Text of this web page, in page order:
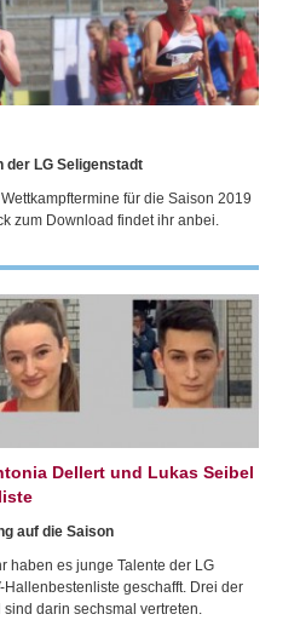
der LG Seligenstadt
für die Saison 2019
zum Download findet ihr anbei.
Dellert und Lukas Seibel
auf die Saison
haben es junge Talente der LG
geschafft. Drei der
darin sechsmal vertreten.